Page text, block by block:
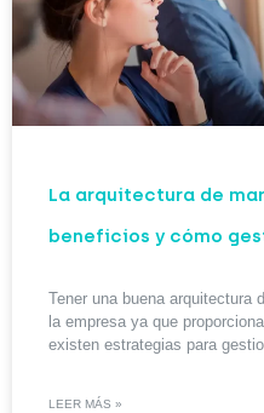
La arquitectura de
beneficios y cómo
Tener una buena arquitectura
la empresa ya que
existen estrategias para
LEER MÁS »